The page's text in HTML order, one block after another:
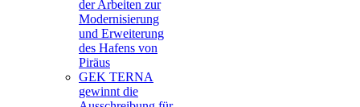
der Arbeiten zur
Modernisierung
und Erweiterung
des Hafens von
Piräus
GEK TERNA
gewinnt die